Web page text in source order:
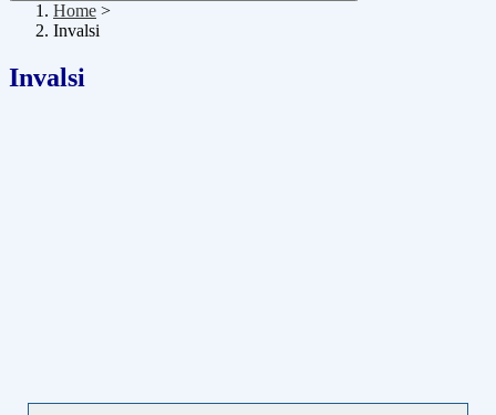
Home >
Invalsi
Invalsi